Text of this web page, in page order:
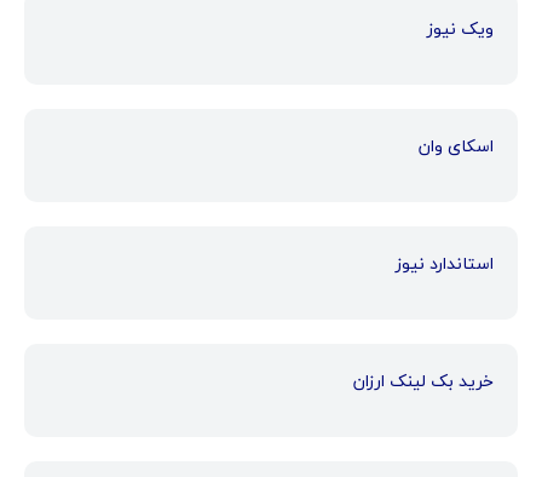
ویک نیوز
اسکای وان
استاندارد نیوز
خرید بک لینک ارزان